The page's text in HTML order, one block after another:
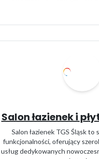
Salon łazienek i
Salon łazienek TGS Śląsk to
funkcjonalności, oferujący
usług dedykowanych